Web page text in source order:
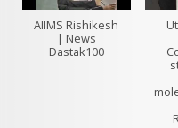
AIIMS Rishikesh
| News
Dastak100